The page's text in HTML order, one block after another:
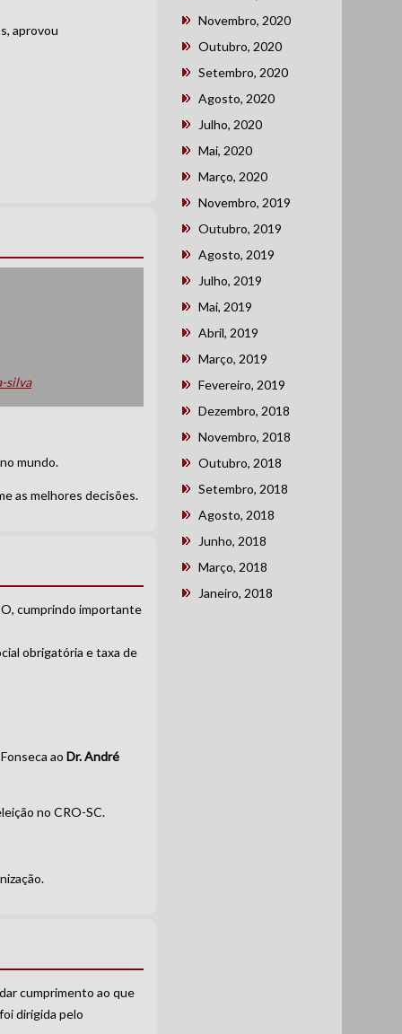
aprovou
silva
mundo.
as melhores decisões.
cumprindo importante
obrigatória e taxa de
ao Dr. André
no CRO-SC.
cumprimento ao que
dirigida pelo
Novembro, 2020
Outubro, 2020
Setembro, 2020
Agosto, 2020
Julho, 2020
Mai, 2020
Março, 2020
Novembro, 2019
Outubro, 2019
Agosto, 2019
Julho, 2019
Mai, 2019
Abril, 2019
Março, 2019
Fevereiro, 2019
Dezembro, 2018
Novembro, 2018
Outubro, 2018
Setembro, 2018
Agosto, 2018
Junho, 2018
Março, 2018
Janeiro, 2018